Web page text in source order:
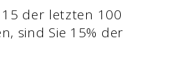
15 der letzten 100
sind Sie 15% der